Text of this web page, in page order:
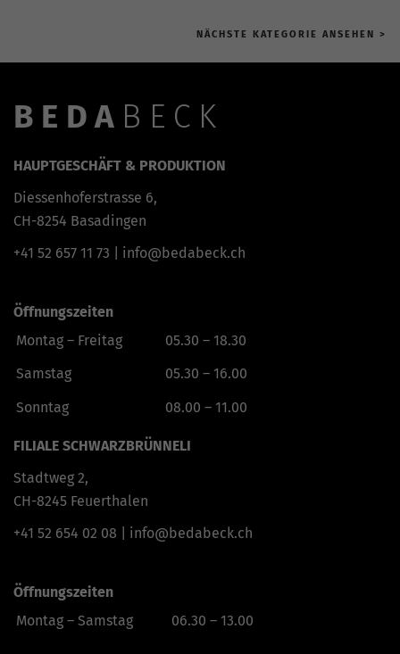
NÄCHSTE KATEGORIE ANSEHEN >
BEDA BECK
HAUPTGESCHÄFT & PRODUKTION
Diessenhoferstrasse 6,
CH-8254 Basadingen
+41 52 657 11 73
info@bedabeck.ch
Öffnungszeiten
Montag – Freitag
05.30 – 18.30
Samstag
05.30 – 16.00
Sonntag
08.00 – 11.00
FILIALE SCHWARZBRÜNNELI
Stadtweg 2,
CH-8245 Feuerthalen
+41 52 654 02 08
info@bedabeck.ch
Öffnungszeiten
Montag – Samstag
06.30 – 13.00